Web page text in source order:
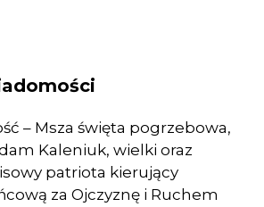
– Msza święta pogrzebowa,
Kaleniuk, wielki oraz
patriota kierujący
za Ojczyznę i Ruchem